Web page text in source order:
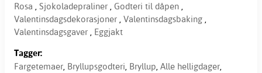
Rosa , Sjokoladepraliner , Godteri til dåpen ,
Valentinsdagsdekorasjoner , Valentinsdagsbaking ,
Valentinsdagsgaver , Eggjakt
Tagger:
Fargetemaer, Bryllupsgodteri, Bryllup, Alle helligdager,